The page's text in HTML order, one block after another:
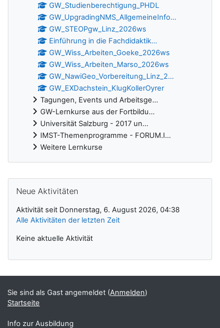
GW_Studienberechtigung_PHDL
GW_UpgradingNMS_AllgemeineInfo...
GW_STEOPgw_Linz_2026ws
Einführung in die Fachdidaktik...
GW_Wiss_Arbeiten_Goeke_2026ws
GW_Wiss_Arbeiten_Marso_2026ws
GW_NawiGeo_Vorbereitung_Linz_2...
GW_EXDachstein_KlugKollerOyrer
Tagungen, Events und Arbeitsge...
GW-Lernkurse aus der Fortbildu...
Universität Salzburg - 2017 un...
IMST-Themenprogramme - FORUM.I...
Weitere Lernkurse
Neue Aktivitäten
Aktivität seit Donnerstag, 6. August 2026, 04:38
Alle Aktivitäten der letzten Zeit
Keine aktuelle Aktivität
Sie sind als Gast angemeldet (Anmelden)
Startseite
Info zur Ausbildung